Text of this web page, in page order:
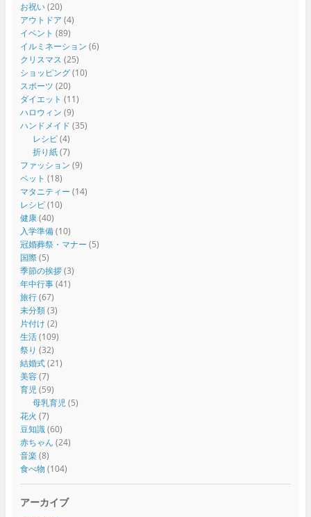
お祝い(20)
アウトドア (4)
イベント (89)
イルミネーション (6)
クリスマス (25)
ショッピング(10)
スポーツ (20)
ダイエット (11)
ハロウィン (9)
ハンドメイド (35)
レシピ(4)
折り紙(7)
ファッション (9)
ペット (18)
マタニティー (14)
レシピ(10)
健康(40)
入学準備(10)
冠婚葬祭・マナー (5)
国際(5)
季節の挨拶(3)
年中行事(41)
旅行(67)
未分類(3)
片付け (2)
生活(109)
祭り (32)
結婚式(21)
美容(7)
育児(59)
母乳育児(5)
花火 (7)
豆知識(60)
赤ちゃん (24)
音楽 (8)
食べ物 (104)
アーカイブ